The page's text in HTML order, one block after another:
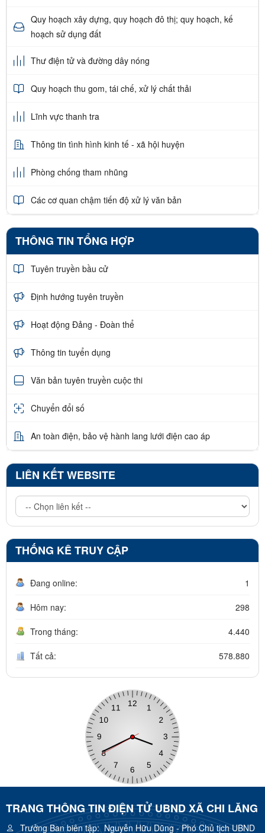
Quy hoạch xây dựng, quy hoạch đô thị; quy hoạch, kế
hoạch sử dụng đất
Thư điện tử và đường dây nóng
Quy hoạch thu gom, tái chế, xử lý chất thải
Lĩnh vực thanh tra
Thông tin tình hình kinh tế - xã hội huyện
Phòng chống tham nhũng
Các cơ quan chậm tiến độ xử lý văn bản
THÔNG TIN TỔNG HỢP
Tuyên truyền bầu cử
Định hướng tuyên truyền
Hoạt động Đảng - Đoàn thể
Thông tin tuyển dụng
Văn bản tuyên truyền cuộc thi
Chuyển đổi số
An toàn điện, bảo vệ hành lang lưới điện cao áp
LIÊN KẾT WEBSITE
THỐNG KÊ TRUY CẬP
Đang online: 1
Hôm nay: 298
Trong tháng: 4.440
Tất cả: 578.880
TRANG THÔNG TIN ĐIỆN TỬ UBND XÃ CHI LĂNG
Trưởng Ban biên tập:Nguyễn Hữu Dũng - Phó Chủ tịch UBND